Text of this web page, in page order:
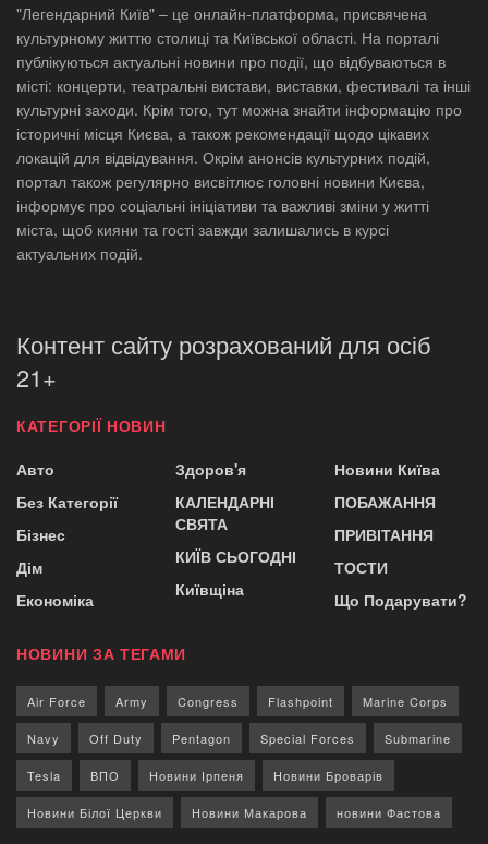
"Легендарний Київ" – це онлайн-платформа, присвячена
культурному життю столиці та Київської області. На порталі
публікуються актуальні новини про події, що відбуваються в
місті: концерти, театральні вистави, виставки, фестивалі та інші
культурні заходи. Крім того, тут можна знайти інформацію про
історичні місця Києва, а також рекомендації щодо цікавих
локацій для відвідування. Окрім анонсів культурних подій,
портал також регулярно висвітлює головні новини Києва,
інформує про соціальні ініціативи та важливі зміни у житті
міста, щоб кияни та гості завжди залишались в курсі
актуальних подій.
Контент сайту розрахований для осіб
21+
КАТЕГОРІЇ НОВИН
Авто
Без Категорії
Бізнес
Дім
Економіка
Здоров'я
КАЛЕНДАРНІ
СВЯТА
КИЇВ СЬОГОДНІ
Київщіна
Новини Київа
ПОБАЖАННЯ
ПРИВІТАННЯ
ТОСТИ
Що Подарувати?
НОВИНИ ЗА ТЕГАМИ
Air Force Army Congress Flashpoint Marine Corps
Navy Off Duty Pentagon Special Forces Submarine
Tesla ВПО Новини Ірпеня Новини Броварів
Новини Білої Церкви Новини Макарова новини Фастова